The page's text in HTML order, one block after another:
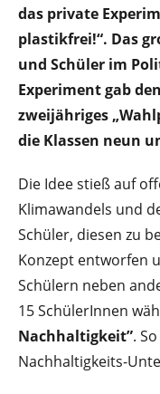
das private
plastikfrei!“. Das
und Schüler im
Experiment gab
zweijähriges
die Klassen neun
Die Idee stieß auf
Klimawandels und
Schüler, diesen zu
Konzept entworfen
Schülern neben
15 SchülerInnen
Nachhaltigkeit”.
Nachhaltigkeits-